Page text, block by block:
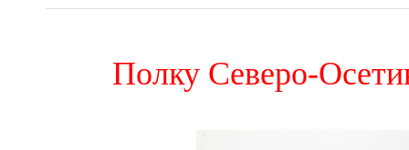
Полку Северо-